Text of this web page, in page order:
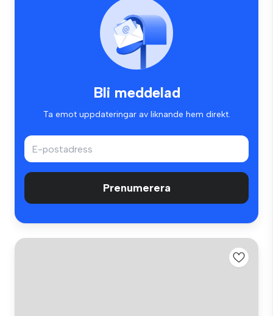
Bli meddelad
Ta emot uppdateringar av liknande hem direkt.
Prenumerera